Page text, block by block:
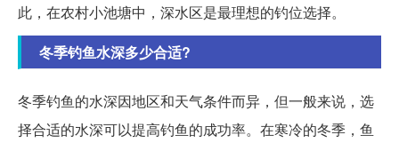
此，在农村小池塘中，深水区是最理想的钓位选择。
冬季钓鱼水深多少合适?
冬季钓鱼的水深因地区和天气条件而异，但一般来说，选
择合适的水深可以提高钓鱼的成功率。在寒冷的冬季，鱼